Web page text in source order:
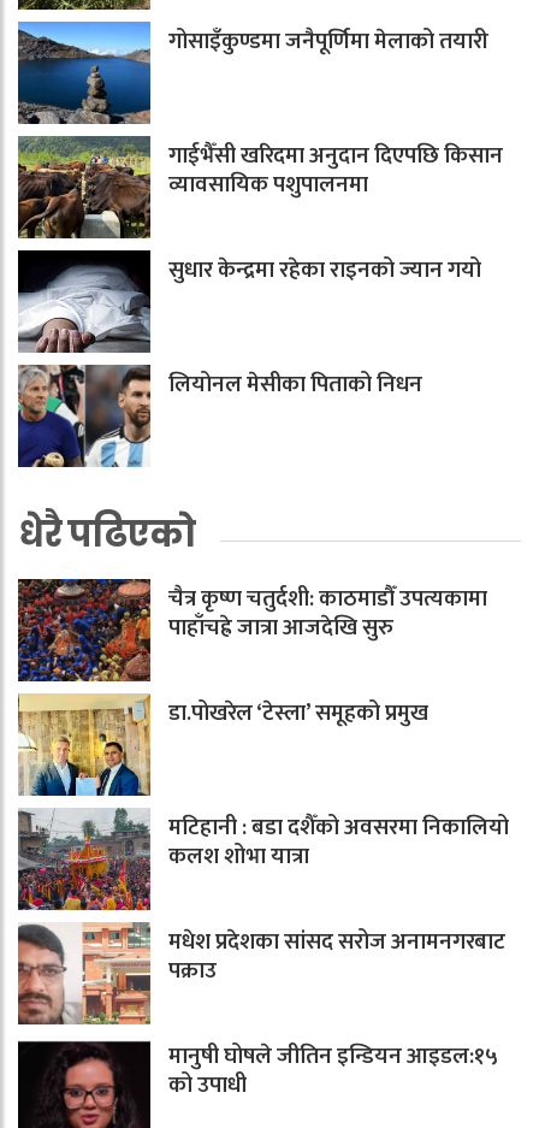
गोसाइँकुण्डमा जनैपूर्णिमा मेलाको तयारी
गाईभैँसी खरिदमा अनुदान दिएपछि किसान
व्यावसायिक पशुपालनमा
सुधार केन्द्रमा रहेका राइनको ज्यान गयो
लियोनल मेसीका पिताको निधन
धेरै पढिएको
चैत्र कृष्ण चतुर्दशी: काठमाडौँ उपत्यकामा
पाहाँचह्रे जात्रा आजदेखि सुरु
डा.पोखरेल ‘टेस्ला’ समूहको प्रमुख
मटिहानी : बडा दशैँको अवसरमा निकालियो
कलश शोभा यात्रा
मधेश प्रदेशका सांसद सरोज अनामनगरबाट
पक्राउ
मानुषी घोषले जीतिन इन्डियन आइडल:१५
को उपाधी